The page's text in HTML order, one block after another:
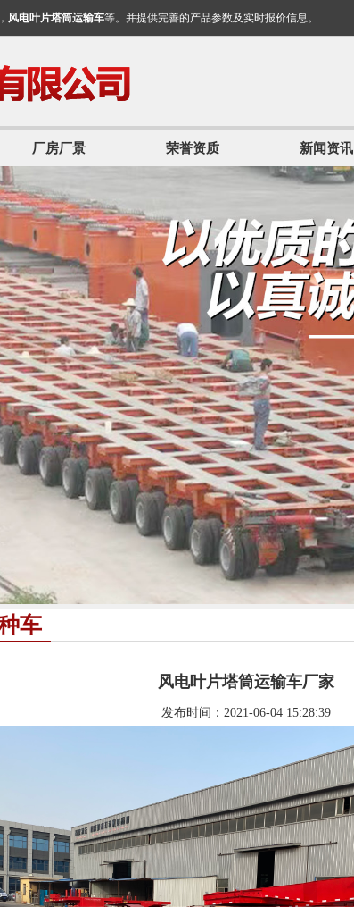
， 风电叶片塔筒运输车等。并提供完善的产品参数及实时报价信息。
厂房厂景 荣誉资质 新闻资讯
车
风电叶片塔筒运输车厂家
发布时间：2021-06-04 15:28:39